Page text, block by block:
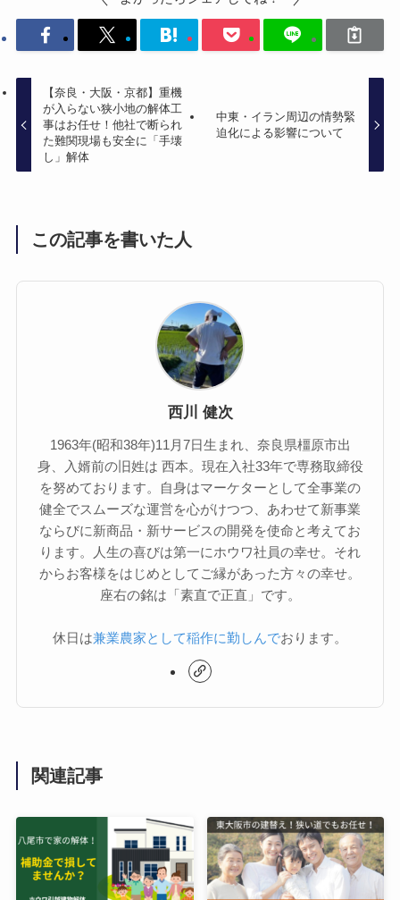
【奈良・大阪・京都】重機
が入らない狭小地の解体工
事はお任せ！他社で断られ
た難関現場も安全に「手壊
し」解体
中東・イラン周辺の情勢緊
迫化による影響について
この記事を書いた人
西川 健次
1963年(昭和38年)11月7日生まれ、奈良県橿原市出
身、入婿前の旧姓は 西本。現在入社33年で専務取締役
を努めております。自身はマーケターとして全事業の
健全でスムーズな運営を心がけつつ、あわせて新事業
ならびに新商品・新サービスの開発を使命と考えてお
ります。人生の喜びは第一にホウワ社員の幸せ。それ
からお客様をはじめとしてご縁があった方々の幸せ。
座右の銘は「素直で正直」です。
休日は兼業農家として稲作に勤しんでおります。
関連記事